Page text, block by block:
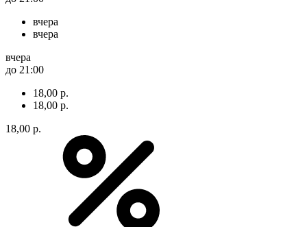
вчера
вчера
вчера
до 21:00
18,00 р.
18,00 р.
18,00 р.